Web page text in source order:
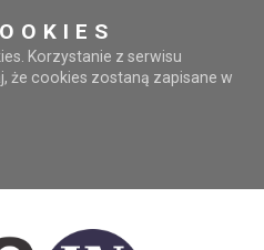
Korzystanie z serwisu
że cookies zostaną zapisane w